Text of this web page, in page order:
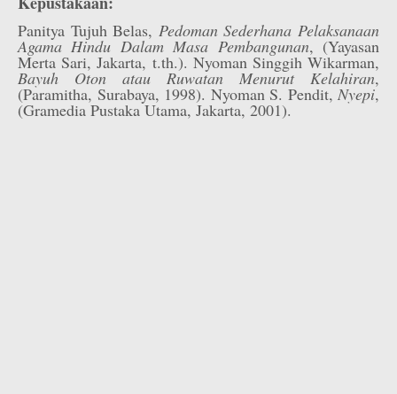
Panitya Tujuh Belas, Pedoman Sederhana Pelaksanaan
Agama Hindu Dalam Masa Pembangunan, (Yayasan
Merta Sari, Jakarta, t.th.). Nyoman Singgih Wikarman,
Bayuh Oton atau Ruwatan Menurut Kelahiran,
(Paramitha, Surabaya, 1998). Nyoman S. Pendit, Nyepi,
(Gramedia Pustaka Utama, Jakarta, 2001).